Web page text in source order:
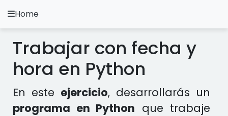
A.
Ejercicios Python
Instalación y Configuración
Metodología Python
Home
Trabajar con fecha y
hora en Python
En este ejercicio, desarrollarás un
programa en Python que trabaje